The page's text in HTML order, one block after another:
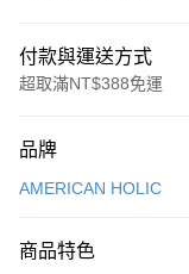
付款與運送方式
超取滿NT$388免運
信用卡一次付款
3 期 0 利率 每期
品牌
AMERICAN HOLIC
商品特色